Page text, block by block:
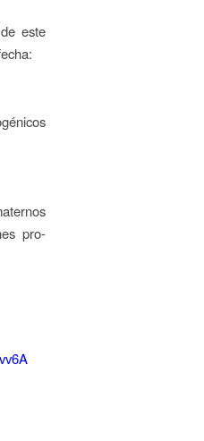
este
pro-